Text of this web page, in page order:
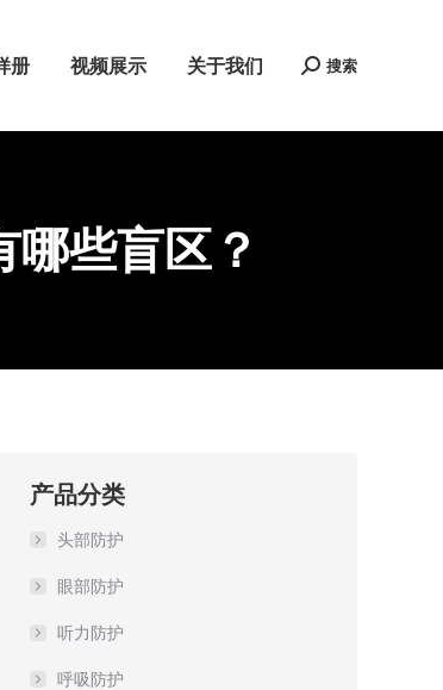
册 视频展示 关于我们 Search:
搜索
些盲区？
产品分类
头部防护
眼部防护
听力防护
呼吸防护